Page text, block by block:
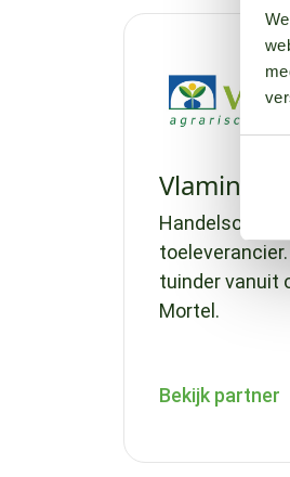
Vlamings
tuinder vanuit
Mortel.
Bekijk partner